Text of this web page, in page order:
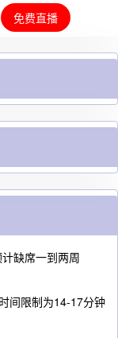
免费直播
缺席一到两周
间限制为14-17分钟